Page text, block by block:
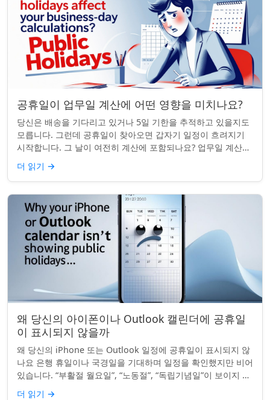
공휴일이 업무일 계산에 어떤 영향을 미치나요?
당신은 배송을 기다리고 있거나 5일 기한을 추적하고 있을지도
모릅니다. 그런데 공휴일이 찾아오면 갑자기 일정이 흐려지기
시작합니다. 그 날이 여전히 계산에 포함되나요? 업무일 계산을
할 때 공휴일은 생각보다 더 중요...
더 읽기 →
왜 당신의 아이폰이나 Outlook 캘린더에 공휴일
이 표시되지 않을까
왜 당신의 iPhone 또는 Outlook 일정에 공휴일이 표시되지 않
나요 은행 휴일이나 국경일을 기대하며 일정을 확인했지만 비어
있습니다. “부활절 월요일”, “노동절”, “독립기념일”이 보이지 않
네요. iPhon...
더 읽기 →